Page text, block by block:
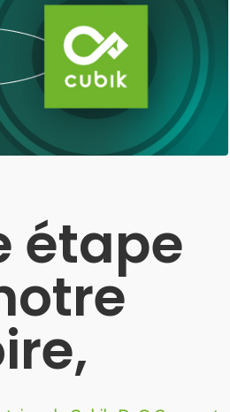
transformait
?
de
en vous rendant
déjà entamé votre
nous saurons vous
expertise Lean
proposer rapidement
un
enjeux
avec vous la
avec vous, main dans
étape